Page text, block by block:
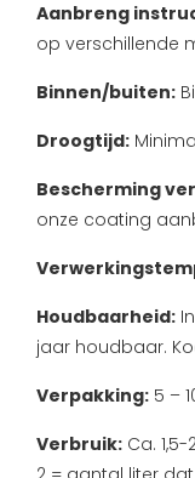
Aanbreng
op verschillende
Binnen/buiten:
Droogtijd:
Bescherming
onze coating
Houdbaarheid:
jaar houdbaar.
Verpakking: 5 –
Verbruik: Ca.